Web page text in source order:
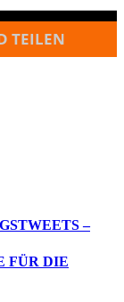
TEILEN
–
FÜR DIE